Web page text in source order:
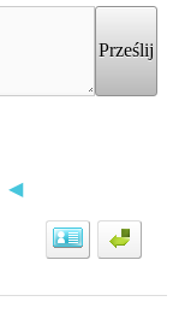
Prześlij
◀